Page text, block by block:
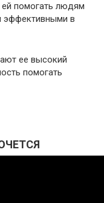
ей помогать людям
эффективными в
ее высокий
помогать